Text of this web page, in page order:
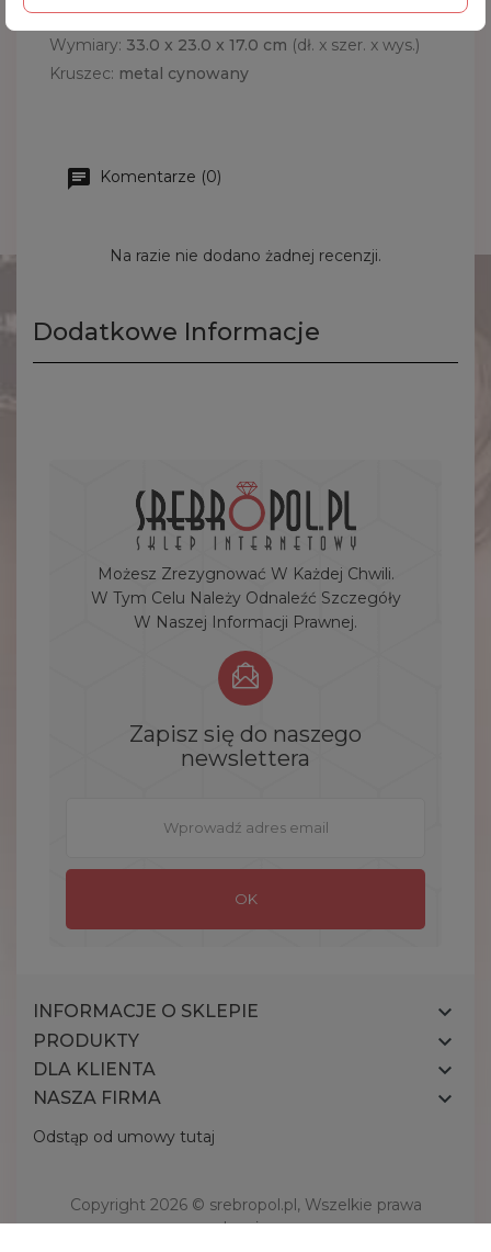
posiada bogatą kolekcje biżuterii.
Wymiary: 33.0 x 23.0 x 17.0 cm (dł. x szer. x wys.)
Kruszec: metal cynowany
Komentarze (0)
Na razie nie dodano żadnej recenzji.
Dodatkowe Informacje
Możesz Zrezygnować W Każdej Chwili.
W Tym Celu Należy Odnaleźć Szczegóły
W Naszej Informacji Prawnej.
Zapisz się do naszego
newslettera
INFORMACJE O SKLEPIE 
PRODUKTY 
DLA KLIENTA 
NASZA FIRMA 
Odstąp od umowy tutaj
Copyright 2026 © srebropol.pl, Wszelkie prawa
zastrzeżone.